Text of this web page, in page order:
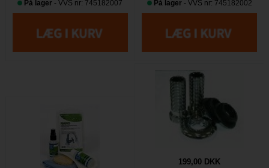
På lager - VVS nr: 745182007 På lager- VVS nr: 745182002
199,00 DKK